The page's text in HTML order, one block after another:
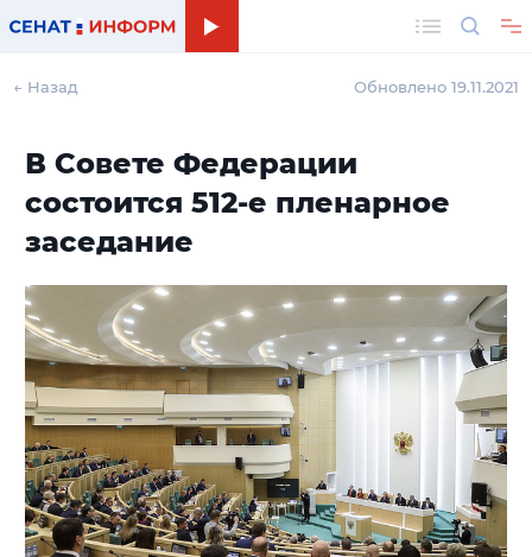
← Назад Обновлено 19.11.2021
В Совете Федерации
состоится 512-е пленарное
заседание